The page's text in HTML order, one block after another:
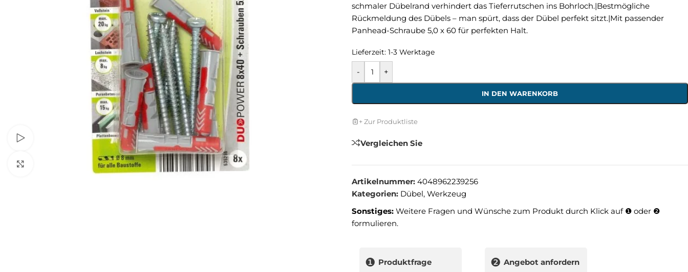
Zum Vergrößern anklicken
schmaler Dübelrand verhindert das Tieferrutschen ins Bohrloch.|Bestmögliche
Rückmeldung des Dübels – man spürt, dass der Dübel perfekt sitzt.|Mit passender
Panhead-Schraube 5,0 x 60 für perfekten Halt.
Lieferzeit: 1-3 Werktage
- +
IN DEN WARENKORB
+ Zur Produktliste
Vergleichen Sie
Artikelnummer: 4048962239256
Kategorien: Dübel, Werkzeug
Sonstiges: Weitere Fragen und Wünsche zum Produkt durch Klick auf ❶ oder ❷
formulieren.
❶ Produktfrage ❷ Angebot anfordern